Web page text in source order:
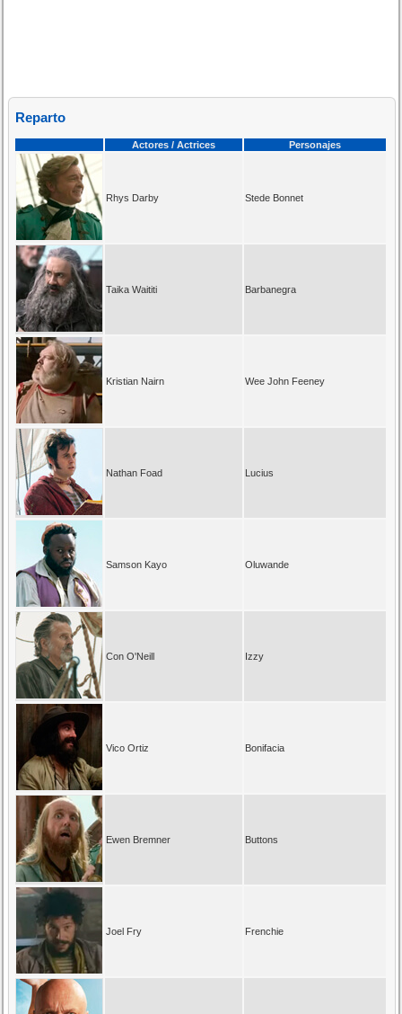
Reparto
Actores / Actrices Personajes
Rhys Darby Stede Bonnet
Taika Waititi Barbanegra
Kristian Nairn Wee John Feeney
Nathan Foad Lucius
Samson Kayo Oluwande
Con O'Neill Izzy
Vico Ortiz Bonifacia
Ewen Bremner Buttons
Joel Fry Frenchie